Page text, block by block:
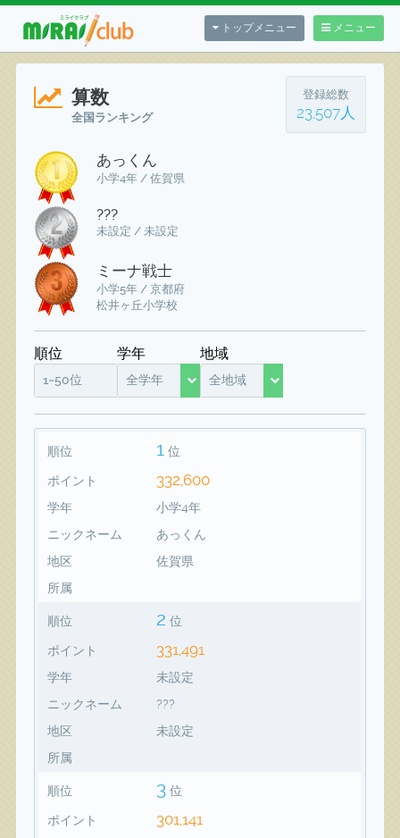
メニュー
トップメニュー
算数
全国ランキング
登録総数
23,507人
あっくん
小学4年 / 佐賀県
???
未設定 / 未設定
ミーナ戦士
小学5年 / 京都府
松井ヶ丘小学校
順位
1~50位
学年
全学年
地域
全地域
順位 1 位
ポイント 332,600
学年
小学4年
ニックネーム
あっくん
地区
佐賀県
所属
順位 2 位
ポイント 331,491
学年
未設定
ニックネーム
???
地区
未設定
所属
順位 3 位
ポイント 301,141